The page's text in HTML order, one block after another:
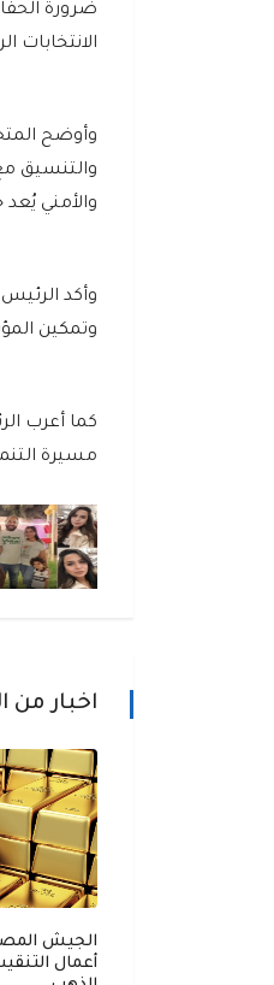
ضرورة
الانتخابات
وأوضح
والتنسيق
والأمني
وأكد
وتمكين
كما أعرب
مسيرة
اخبار من
الجيش
أعمال